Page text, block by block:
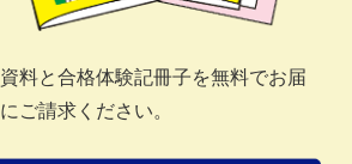
料と合格体験記冊子を無料でお届
ご請求ください。